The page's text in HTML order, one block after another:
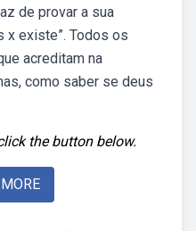
de provar a sua
x existe”. Todos os
acreditam na
como saber se deus
the button below.